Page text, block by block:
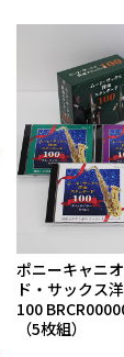
ポニーキャニ
ド・サックス
100
（5枚組）